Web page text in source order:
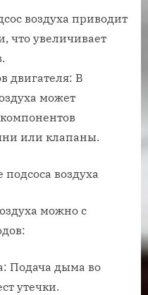
воздуха приводит
что увеличивает
двигателя: В
может
или клапаны.
воздуха
можно с
Подача дыма во
утечки.